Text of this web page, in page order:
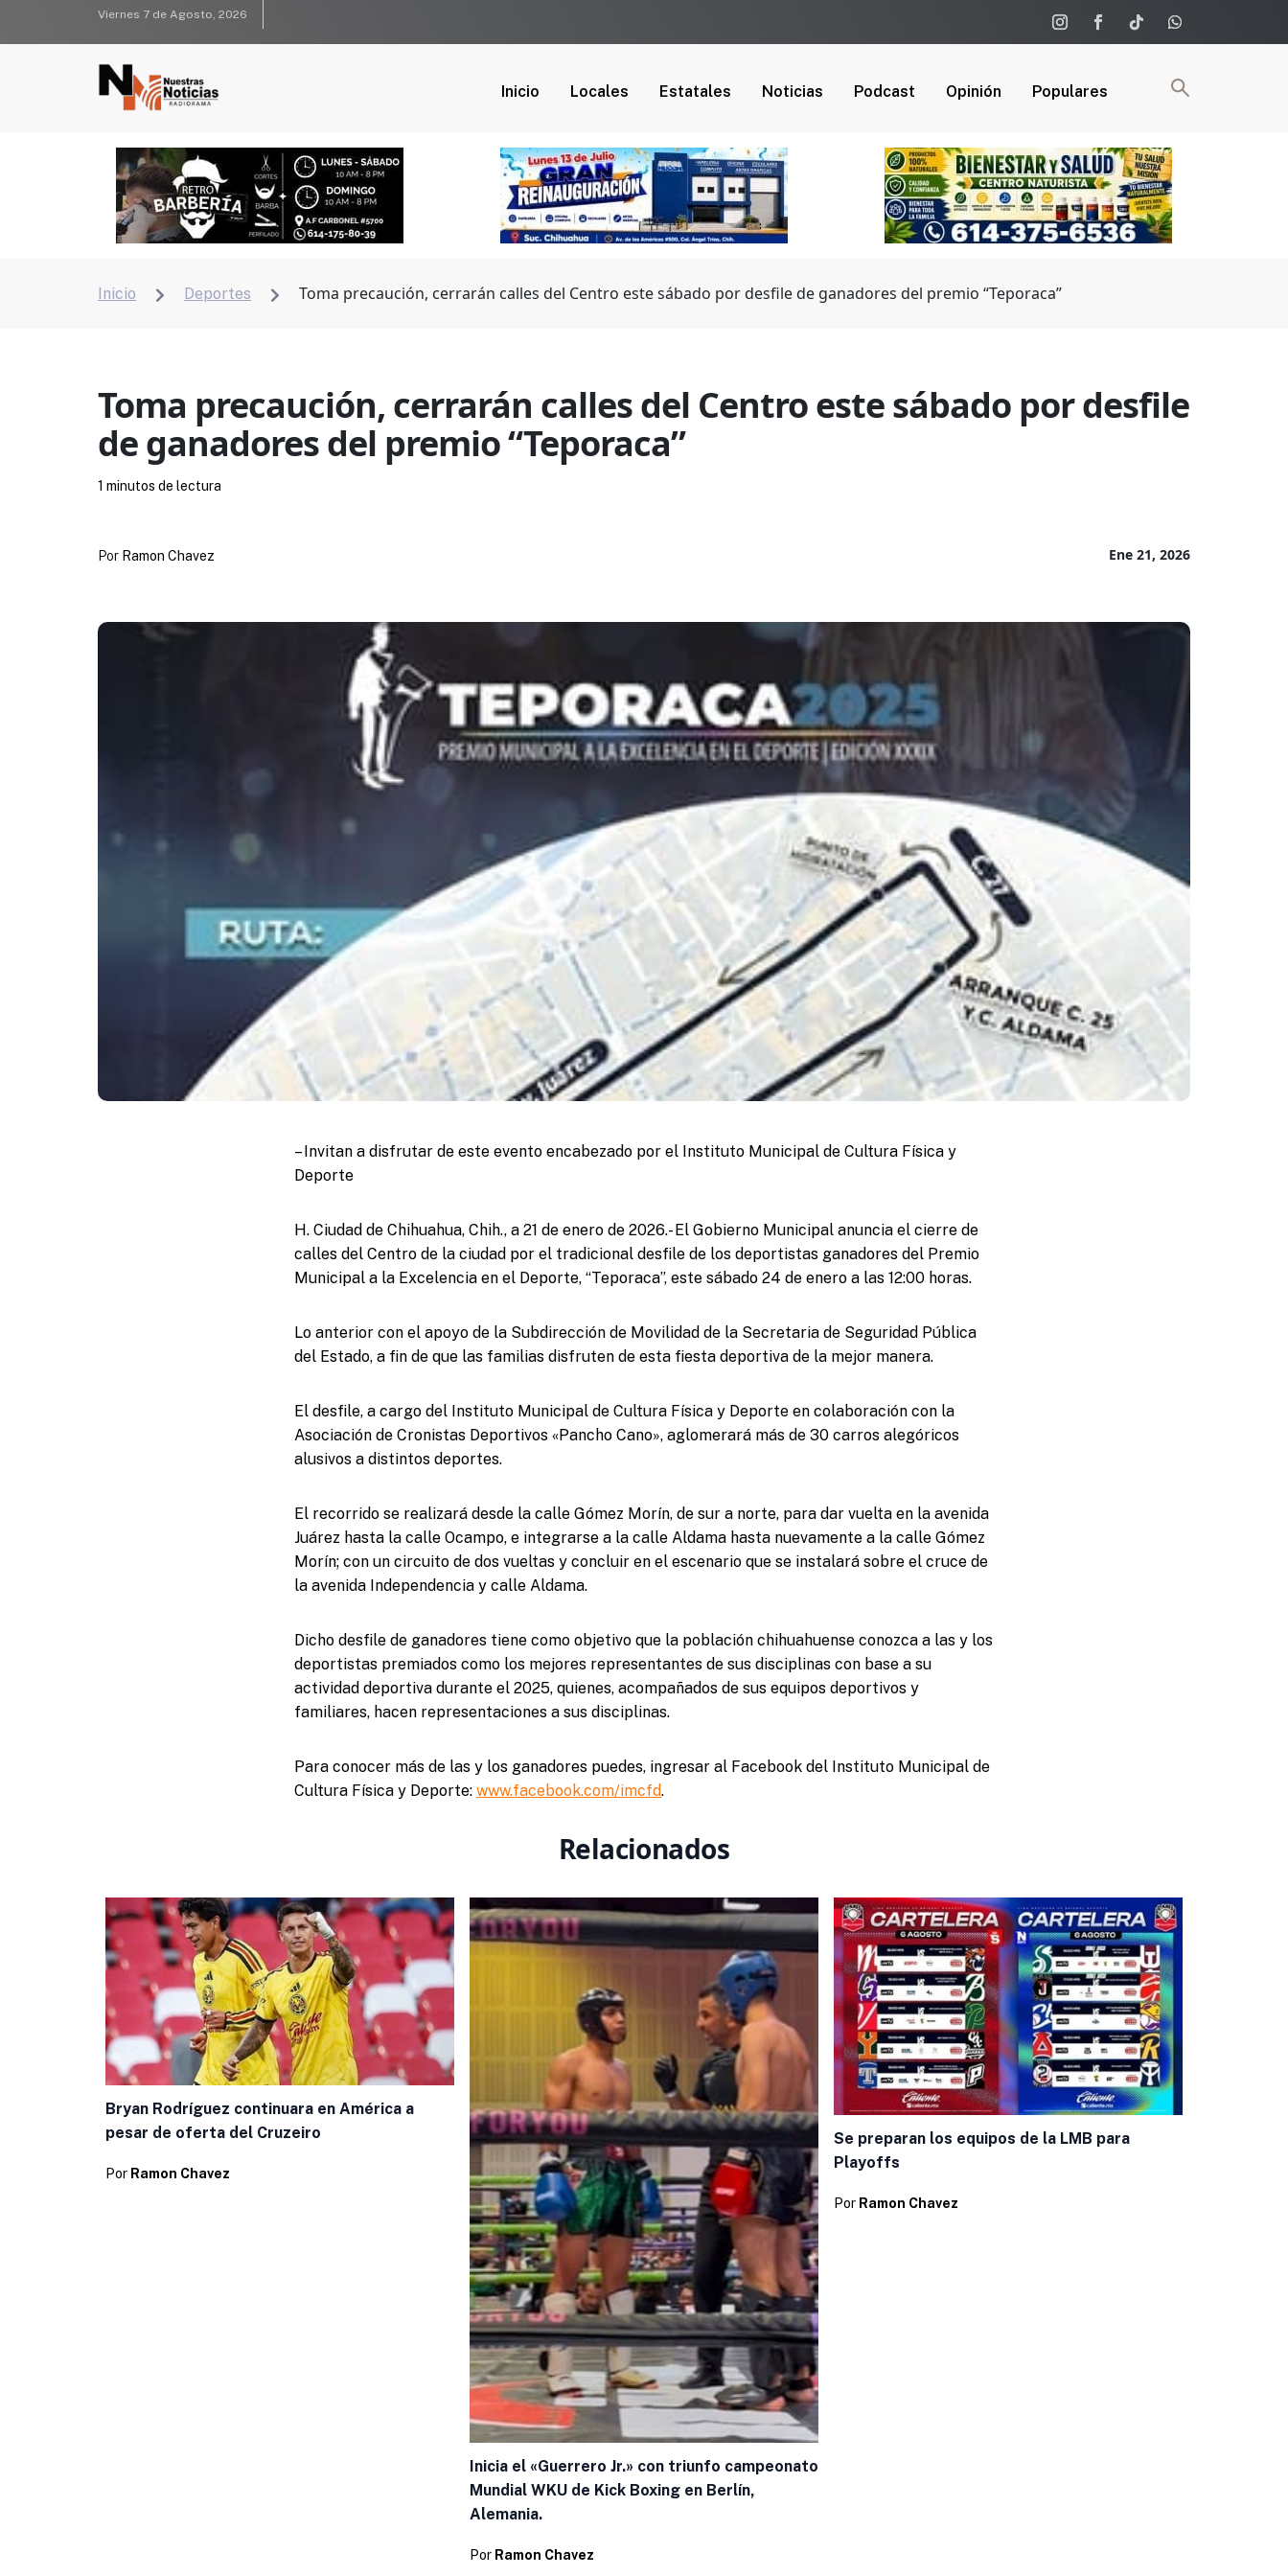
Viernes 7 de Agosto, 2026
Inicio Locales Estatales Noticias Podcast Opinión Populares
Inicio  Deportes  Toma precaución, cerrarán calles del Centro este sábado por desfile de ganadores del premio “Teporaca”
Toma precaución, cerrarán calles del Centro este sábado por desfile
de ganadores del premio “Teporaca”
Ene 21, 2026
Por Ramon Chavez
1 minutos de lectura
– Invitan a disfrutar de este evento encabezado por el Instituto Municipal de Cultura Física y
Deporte
H. Ciudad de Chihuahua, Chih., a 21 de enero de 2026.- El Gobierno Municipal anuncia el cierre de
calles del Centro de la ciudad por el tradicional desfile de los deportistas ganadores del Premio
Municipal a la Excelencia en el Deporte, “Teporaca”, este sábado 24 de enero a las 12:00 horas.
Lo anterior con el apoyo de la Subdirección de Movilidad de la Secretaria de Seguridad Pública
del Estado, a fin de que las familias disfruten de esta fiesta deportiva de la mejor manera.
El desfile, a cargo del Instituto Municipal de Cultura Física y Deporte en colaboración con la
Asociación de Cronistas Deportivos «Pancho Cano», aglomerará más de 30 carros alegóricos
alusivos a distintos deportes.
El recorrido se realizará desde la calle Gómez Morín, de sur a norte, para dar vuelta en la avenida
Juárez hasta la calle Ocampo, e integrarse a la calle Aldama hasta nuevamente a la calle Gómez
Morín; con un circuito de dos vueltas y concluir en el escenario que se instalará sobre el cruce de
la avenida Independencia y calle Aldama.
Dicho desfile de ganadores tiene como objetivo que la población chihuahuense conozca a las y los
deportistas premiados como los mejores representantes de sus disciplinas con base a su
actividad deportiva durante el 2025, quienes, acompañados de sus equipos deportivos y
familiares, hacen representaciones a sus disciplinas.
Para conocer más de las y los ganadores puedes, ingresar al Facebook del Instituto Municipal de
Cultura Física y Deporte: www.facebook.com/imcfd.
Relacionados
Bryan Rodríguez continuara en América a
pesar de oferta del Cruzeiro
Por Ramon Chavez
Inicia el «Guerrero Jr.» con triunfo campeonato
Mundial WKU de Kick Boxing en Berlín,
Alemania.
Por Ramon Chavez
Se preparan los equipos de la LMB para
Playoffs
Por Ramon Chavez